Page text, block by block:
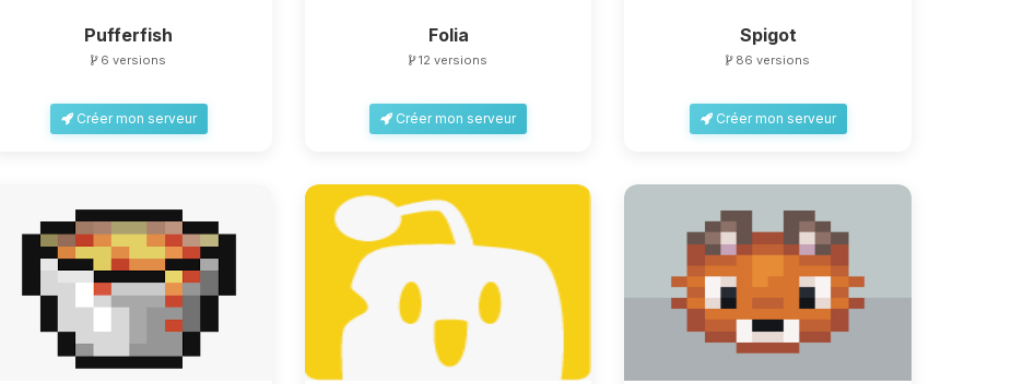
Pufferfish
6 versions
Créer mon serveur
Folia
12 versions
Créer mon serveur
Spigot
86 versions
Créer mon serveur